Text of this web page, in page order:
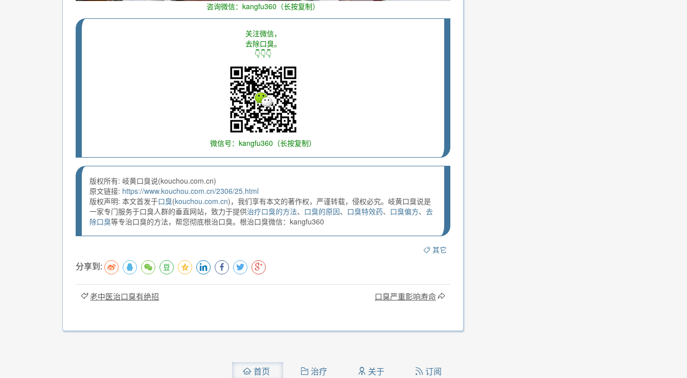
咨询微信：kangfu360（长按复制）
关注微信，
去除口臭。
👇👇👇
微信号：kangfu360（长按复制）
版权所有: 岐黄口臭说(kouchou.com.cn)
原文链接: https://www.kouchou.com.cn/2306/25.html
版权声明: 本文首发于口臭(kouchou.com.cn)，我们享有本文的著作权，严谨转载，侵权必究。岐黄口臭说是
一家专门服务于口臭人群的垂直网站，致力于提供治疗口臭的方法、 口臭的原因、 口臭特效药、 口臭偏方、 去
除口臭等专治口臭的方法，帮您彻底根治口臭。根治口臭微信：kangfu360
其它
分享到:
老中医治口臭有绝招 口臭严重影响寿命
首页 治疗 关于 订阅